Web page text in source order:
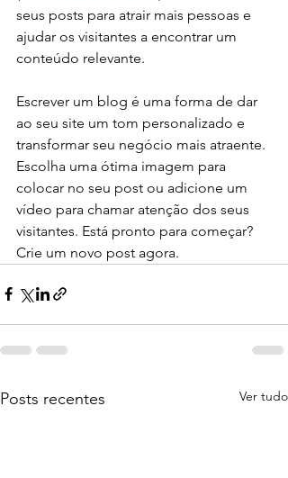
seus posts para atrair mais pessoas e
ajudar os visitantes a encontrar um
conteúdo relevante.
Escrever um blog é uma forma de dar
ao seu site um tom personalizado e
transformar seu negócio mais atraente.
Escolha uma ótima imagem para
colocar no seu post ou adicione um
vídeo para chamar atenção dos seus
visitantes. Está pronto para começar?
Crie um novo post agora.
Posts recentes Ver tudo